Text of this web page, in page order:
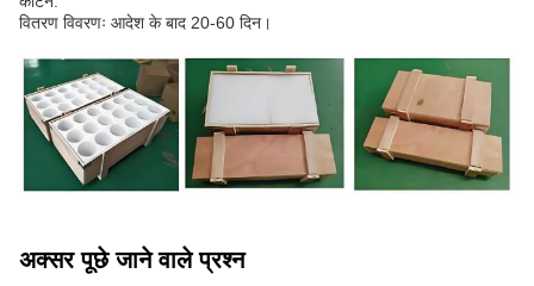
वितरण विवरणः आदेश के बाद 20-60 दिन।
अक्सर पूछे जाने वाले प्रश्न